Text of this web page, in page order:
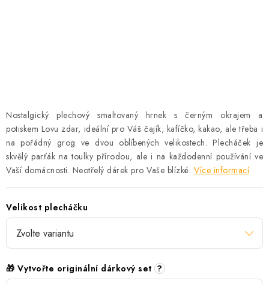
Kontakty
Nostalgický plechový smaltovaný hrnek s černým okrajem a
potiskem Lovu zdar, ideální pro Váš čajík, kafíčko, kakao, ale třeba i
na pořádný grog ve dvou oblíbených velikostech. Plecháček je
skvělý parťák na toulky přírodou, ale i na každodenní používání ve
Vaší domácnosti. Neotřelý dárek pro Vaše blízké. Více informací
Velikost plecháčku
🎁 Vytvořte originální dárkový set ?